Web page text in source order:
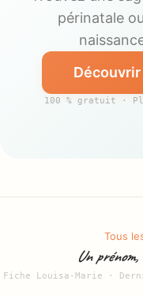
périnatale
100 % gratuit ·
Tous
Un
Fiche Louisa-Marie ·